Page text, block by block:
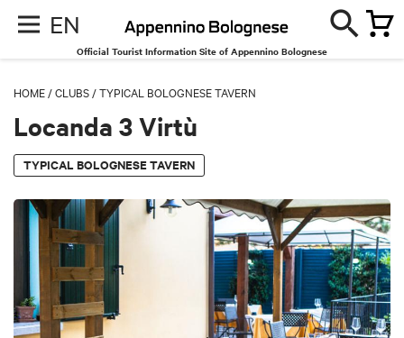
EN
Official Tourist Information Site of Appennino Bolognese
HOME /CLUBS /TYPICAL BOLOGNESE TAVERN
Locanda 3 Virtù
TYPICAL BOLOGNESE TAVERN